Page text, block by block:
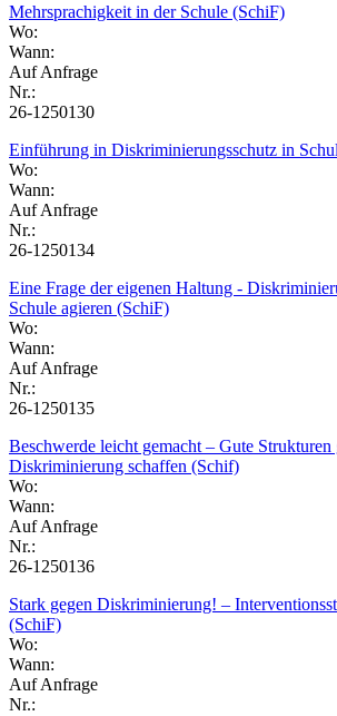
Mehrsprachigkeit in der Schule (SchiF)
Wo:
Wann:
Auf Anfrage
Nr.:
26-1250130
Einführung in Diskriminierungsschutz in
Wo:
Wann:
Auf Anfrage
Nr.:
26-1250134
Eine Frage der eigenen Haltung -
Schule agieren (SchiF)
Wo:
Wann:
Auf Anfrage
Nr.:
26-1250135
Beschwerde leicht gemacht – Gute Strukturen
Diskriminierung schaffen (Schif)
Wo:
Wann:
Auf Anfrage
Nr.:
26-1250136
Stark gegen Diskriminierung! –
(SchiF)
Wo:
Wann:
Auf Anfrage
Nr.: